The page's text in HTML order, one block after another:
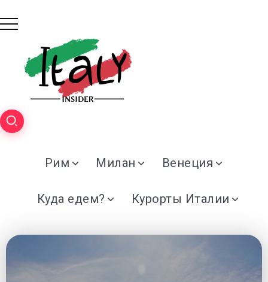
Рим Милан Венеция
Куда едем? Курорты Италии